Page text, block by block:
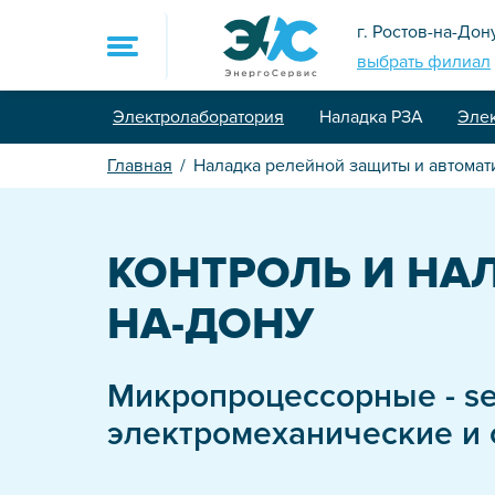
г. Ростов-на-
выбрать филиал
8 (800) 775-90-
Услуги
Контроль и
Электролаборатория Наладка РЗА
Главная Наладка релейной защиты и
КОНТРОЛЬ И
НА-ДОНУ
Микропроцессорные -
электромеханические и